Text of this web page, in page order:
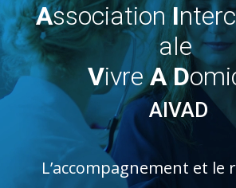
Association I
ale
Vivre A D
AIVAD
L’accompagnement et le